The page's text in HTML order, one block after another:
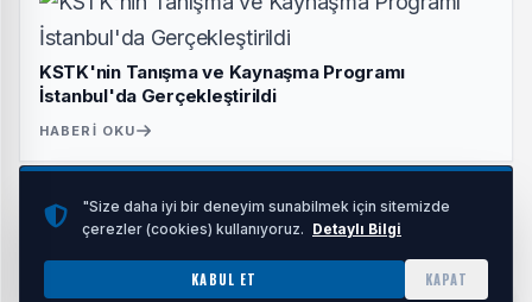
KSTK'nin Tanışma ve Kaynaşma Programı
İstanbul'da Gerçekleştirildi
HABERI OKU
Doğru mobilya seçimi ise çalışan konforunu artırırken işletmenin
profesyonel görünümünü de destekler. Müşteriler ve iş ortakları, bir
işletmeyi ziyaret ettiklerinde ilk izlenimi çoğu zaman ofis ortamı
"Size daha iyi bir deneyim sunabilmek için sitemizde
çerezler (cookies) kullanıyoruz. Detaylı Bilgi
KABUL ET KAPAT